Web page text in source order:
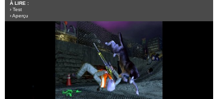
À LIRE :
› Test
›Aperçu